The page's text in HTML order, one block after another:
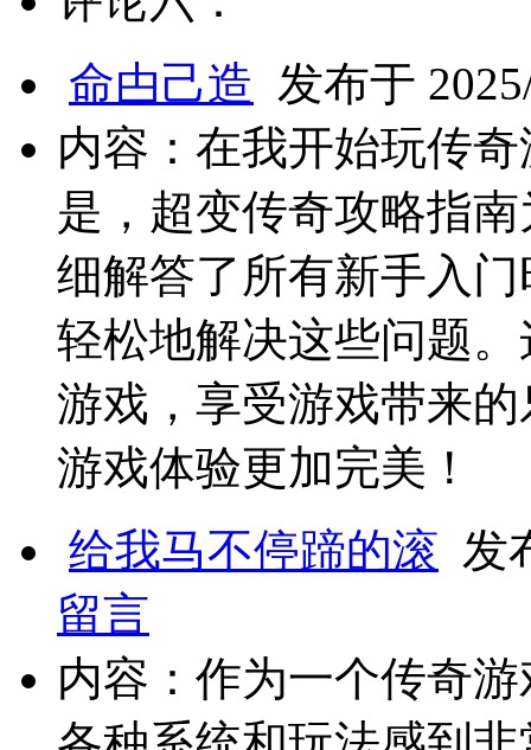
命甴己造 发布于
内容：在我开始玩传
是，超变传奇攻略指
细解答了所有新手入
轻松地解决这些问题
游戏，享受游戏带来
游戏体验更加完美！
给我马不停蹄的滚 发
留言
内容：作为一个传奇